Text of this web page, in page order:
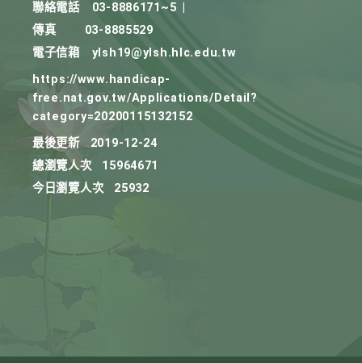
聯絡電話
03-8886171~5
傳真
03-8885529
電子信箱
ylsh19@ylsh.hlc.edu.tw
https://www.handicap-
free.nat.gov.tw/Applications/Detail?
category=20200115132152
最後更新
2019-12-24
總瀏覽人次
15964671
今日瀏覽人次
25932